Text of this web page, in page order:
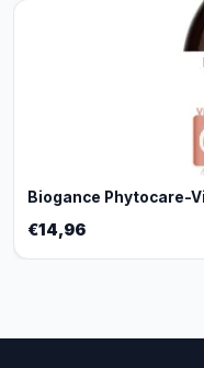
Biogance Phytocare-
€14,96